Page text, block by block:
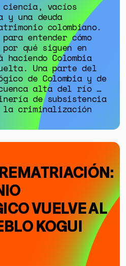
CLIMÁTICA
vacíos
y una deuda
colombiano.
entender cómo
qué siguen en
haciendo Colombia
Una parte del
de Colombia y de
alta del río …
de subsistencia
criminalización
VUELVE AL
KOGUI